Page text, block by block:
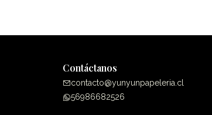
Contáctanos
contacto@yunyunpapeleria.cl
56986682526